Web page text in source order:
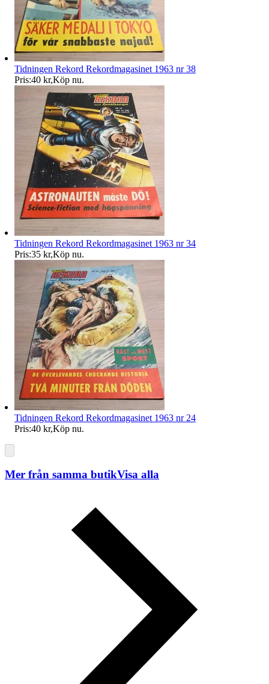
Tidningen Rekord Rekordmagasinet 1963 nr 38
Pris:40 kr,Köp nu.
Tidningen Rekord Rekordmagasinet 1963 nr 34
Pris:35 kr,Köp nu.
Tidningen Rekord Rekordmagasinet 1963 nr 24
Pris:40 kr,Köp nu.
Mer från samma butikVisa alla